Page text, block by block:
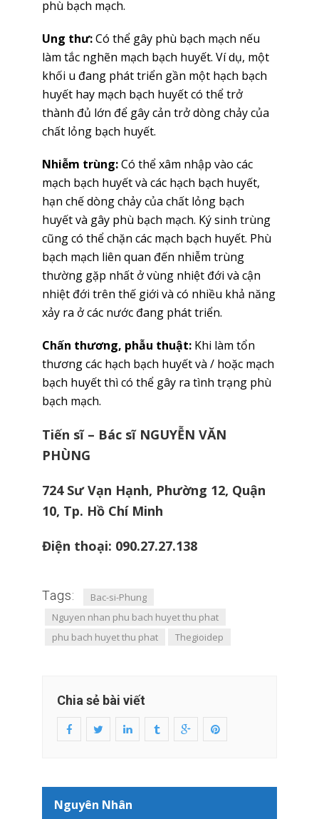
phù bạch mạch.
Ung thư:Có thể gây phù bạch mạch nếu
làm tắc nghẽn mạch bạch huyết. Ví dụ, một
khối u đang phát triển gần một hạch bạch
huyết hay mạch bạch huyết có thể trở
thành đủ lớn để gây cản trở dòng chảy của
chất lỏng bạch huyết.
Nhiễm trùng:Có thể xâm nhập vào các
mạch bạch huyết và các hạch bạch huyết,
hạn chế dòng chảy của chất lỏng bạch
huyết và gây phù bạch mạch. Ký sinh trùng
cũng có thể chặn các mạch bạch huyết. Phù
bạch mạch liên quan đến nhiễm trùng
thường gặp nhất ở vùng nhiệt đới và cận
nhiệt đới trên thế giới và có nhiều khả năng
xảy ra ở các nước đang phát triển.
Chấn thương, phẫu thuật: Khi làm tổn
thương các hạch bạch huyết và / hoặc mạch
bạch huyết thì có thể gây ra tình trạng phù
bạch mạch.
Tiến sĩ – Bác sĩ NGUYỄN VĂN
PHÙNG
724 Sư Vạn Hạnh, Phường 12, Quận
10, Tp. Hồ Chí Minh
Điện thoại: 090.27.27.138
Tags:
Bac-si-Phung
Nguyen nhan phu bach huyet thu phat
phu bach huyet thu phat
Thegioidep
Chia sẻ bài viết
Nguyên Nhân